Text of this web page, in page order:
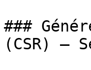
###
(CSR) –